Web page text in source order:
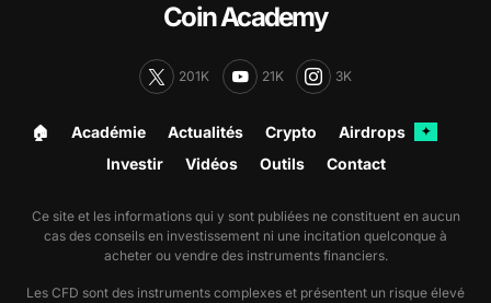
Coin Academy
201K 21K 3K
🏠︎ Académie Actualités Crypto Airdrops ✦
Investir Vidéos Outils Contact
Ce site et les informations qui y sont publiées ne constituent en aucun
cas des conseils en investissement ni une incitation quelconque à
acheter ou vendre des instruments financiers.
Les CFD sont des instruments complexes et présentent un risque élevé